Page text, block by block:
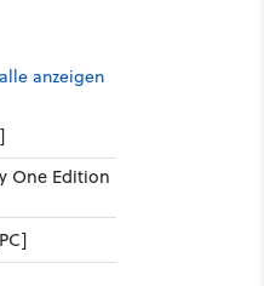
alle anzeigen
One Edition